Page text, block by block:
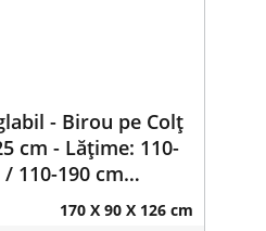
- Birou pe Colț
cm - Lățime: 110-
110-190 cm
90 ° - 150 kg
170 X 90 X 126 cm